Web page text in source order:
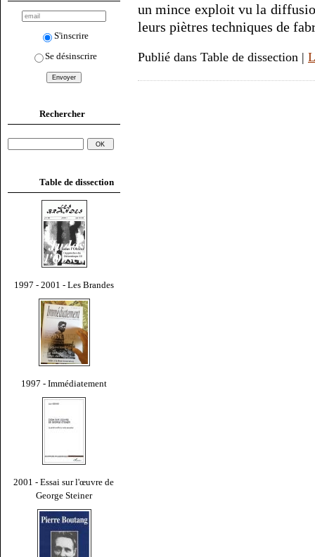
S'inscrire
Se désinscrire
Rechercher
Table de dissection
1997 - 2001 - Les Brandes
1997 - Immédiatement
2001 - Essai sur l'œuvre de
George Steiner
un mince exploit vu la
leurs piètres techniques de
Publié dans Table de dissection |